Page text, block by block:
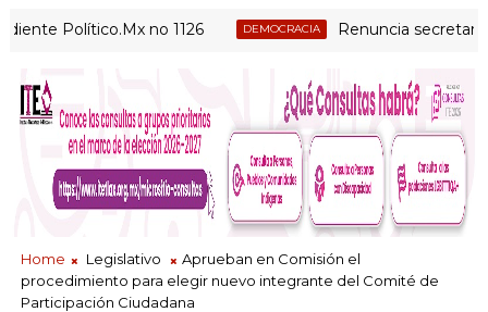
Político.Mx no 1126 DEMOCRACIA Renuncia secretaria
Home Legislativo
Aprueban en Comisión el
procedimiento para elegir nuevo integrante del Comité de
Participación Ciudadana